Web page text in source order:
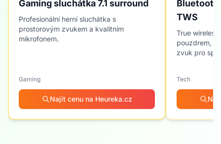
Gaming sluchátka 7.1 surround
Profesionální herní sluchátka s
prostorovým zvukem a kvalitním
mikrofonem.
Gaming
Najít cenu na Heureka.cz
Bluetooth
TWS
True
pouzdrem,
zvuk pro
Tech